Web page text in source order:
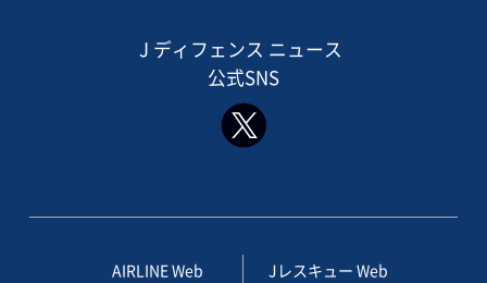
J ディフェンス ニュース
公式SNS
AIRLINE Web Jレスキュー Web